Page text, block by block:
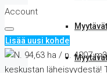
Account
Lisää uusi kohde